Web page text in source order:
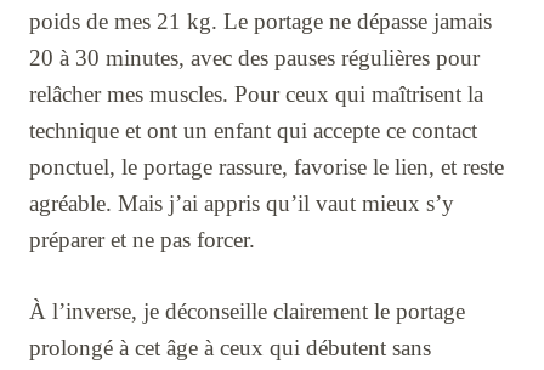
poids de mes 21 kg. Le portage ne dépasse jamais
20 à 30 minutes, avec des pauses régulières pour
relâcher mes muscles. Pour ceux qui maîtrisent la
technique et ont un enfant qui accepte ce contact
ponctuel, le portage rassure, favorise le lien, et reste
agréable. Mais j’ai appris qu’il vaut mieux s’y
préparer et ne pas forcer.
À l’inverse, je déconseille clairement le portage
prolongé à cet âge à ceux qui débutent sans